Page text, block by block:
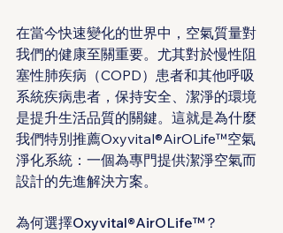
在當今快速變化的世界中，空氣質量對
我們的健康至關重要。尤其對於慢性阻
塞性肺疾病（COPD）患者和其他呼吸
系統疾病患者，保持安全、潔淨的環境
是提升生活品質的關鍵。這就是為什麼
我們特別推薦Oxyvital®AirOLife™空氣
淨化系統：一個為專門提供潔淨空氣而
設計的先進解決方案。
為何選擇Oxyvital®AirOLife™？